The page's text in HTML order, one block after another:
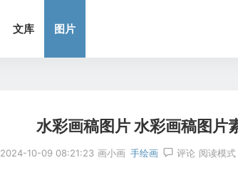
文库 图片
水彩画稿图片 水彩画稿图片
2024-10-09 08:21:23 画小画 手绘画 评论 阅读模式